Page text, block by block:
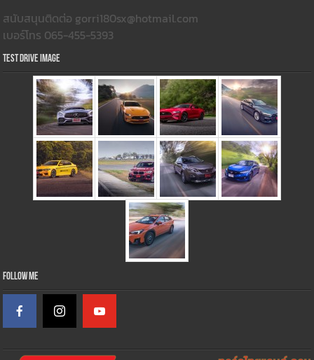
สนับสนุนติดต่อ gorri180sx@hotmail.com
เบอร์โทร 065-455-5393
Test Drive Image
Follow Me